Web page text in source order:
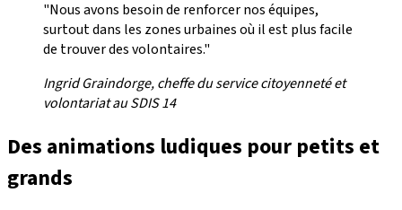
"Nous avons besoin de renforcer nos équipes,
surtout dans les zones urbaines où il est plus facile
de trouver des volontaires."
Ingrid Graindorge, cheffe du service citoyenneté et
volontariat au SDIS 14
Des animations ludiques pour petits et
grands